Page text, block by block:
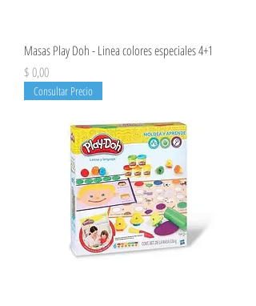
Masas Play Doh - Linea colores especiales 4+1
Precio
$ 0,00
Consultar Precio